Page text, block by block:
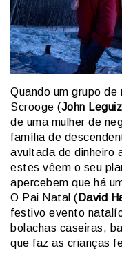
Quando um grupo
Scrooge (John
de uma mulher de
família de
avultada de dinheiro
estes vêem o seu
apercebem que há
O Pai Natal ( David
festivo evento
bolachas caseiras,
que faz as crianças